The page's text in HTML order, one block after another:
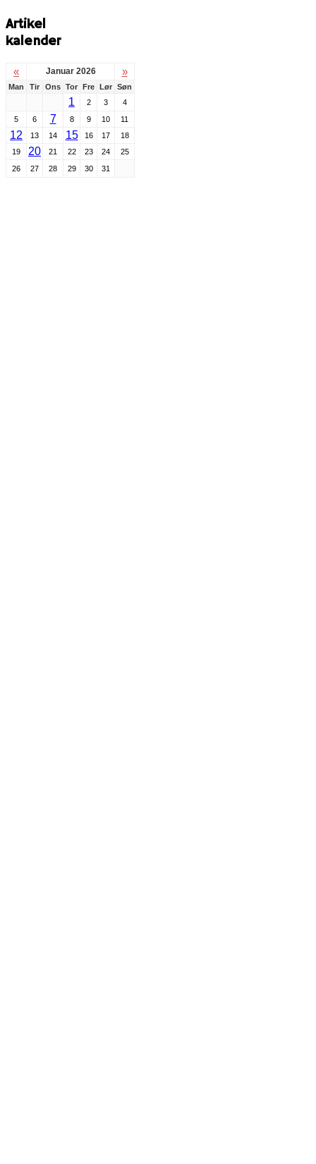
Artikel
kalender
« Januar 2026 »
Man Tir Ons Tor Fre Lør Søn
1 2 3
4
5
6 7 8 9 10 11
12 13 14 15 16 17
18
19
20 21 22 23 24
25
26
27 28 29 30 31